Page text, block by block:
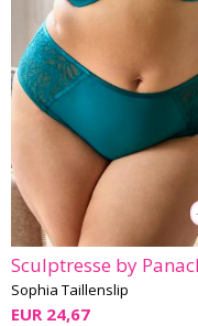
Sculptresse by
Sophia Taillenslip
EUR 24,67